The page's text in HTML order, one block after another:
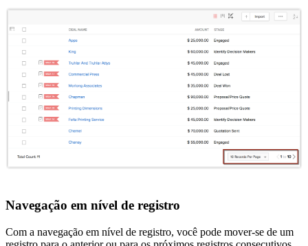
Navegação em nível de registro
Com a navegação em nível de registro, você pode mover-se de um